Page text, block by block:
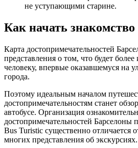
не уступающими старине.
Как начать знакомство
Карта достопримечательностей
представления о том, что будет
человеку, впервые оказавшемуся на
города.
Поэтому идеальным началом
достопримечательностям станет
автобусе. Организация
достопримечательностей
Bus Turistic существенно отличается
многих представления об экскурсиях.